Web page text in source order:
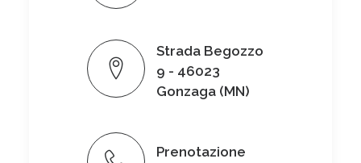
Strada Begozzo
9 - 46023
Gonzaga (MN)
Prenotazione